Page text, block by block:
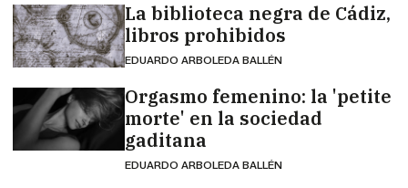
La biblioteca negra de Cádiz,
libros prohibidos
EDUARDO ARBOLEDA BALLÉN
Orgasmo femenino: la 'petite
morte' en la sociedad
gaditana
EDUARDO ARBOLEDA BALLÉN